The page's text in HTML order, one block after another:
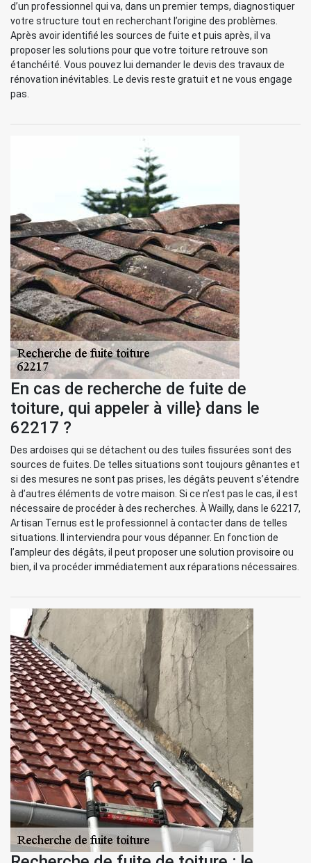
d’un professionnel qui va, dans un premier temps, diagnostiquer
votre structure tout en recherchant l’origine des problèmes.
Après avoir identifié les sources de fuite et puis après, il va
proposer les solutions pour que votre toiture retrouve son
étanchéité. Vous pouvez lui demander le devis des travaux de
rénovation inévitables. Le devis reste gratuit et ne vous engage
pas.
En cas de recherche de fuite de
toiture, qui appeler à ville} dans le
62217 ?
Des ardoises qui se détachent ou des tuiles fissurées sont des
sources de fuites. De telles situations sont toujours gênantes et
si des mesures ne sont pas prises, les dégâts peuvent s’étendre
à d’autres éléments de votre maison. Si ce n’est pas le cas, il est
nécessaire de procéder à des recherches. À Wailly, dans le 62217,
Artisan Ternus est le professionnel à contacter dans de telles
situations. Il interviendra pour vous dépanner. En fonction de
l’ampleur des dégâts, il peut proposer une solution provisoire ou
bien, il va procéder immédiatement aux réparations nécessaires.